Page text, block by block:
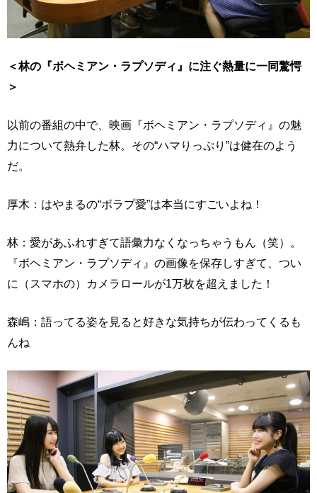
＜林の『ボヘミアン・ラプソディ』に注ぐ熱量に一同驚愕
＞
以前の番組の中で、映画『ボヘミアン・ラプソディ』の魅
力について熱弁した林。その“ハマりっぷり”は健在のよう
だ。
厚木：はやまるの“ボラプ愛”は本当にすごいよね！
林：愛があふれすぎて語彙力なくなっちゃうもん（笑）。
『ボヘミアン・ラプソディ』の画像を保存しすぎて、つい
に（スマホの）カメラロールが1万枚を超えました！
森嶋：語ってる姿を見ると好きな気持ちが伝わってくるも
んね